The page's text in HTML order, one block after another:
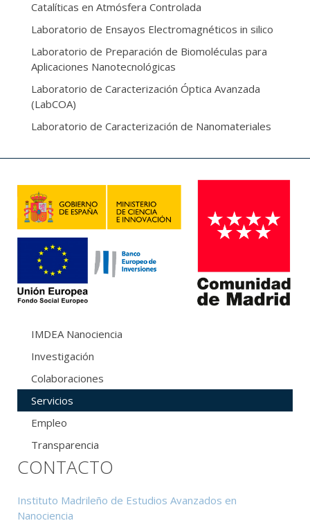
Catalíticas en Atmósfera Controlada
Laboratorio de Ensayos Electromagnéticos in silico
Laboratorio de Preparación de Biomoléculas para
Aplicaciones Nanotecnológicas
Laboratorio de Caracterización Óptica Avanzada
(LabCOA)
Laboratorio de Caracterización de Nanomateriales
IMDEA Nanociencia
Investigación
Colaboraciones
Servicios
Empleo
Transparencia
CONTACTO
Instituto Madrileño de Estudios Avanzados en
Nanociencia